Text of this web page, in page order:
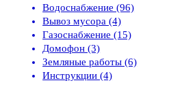
Водоснабжение (96)
Вывоз мусора (4)
Газоснабжение (15)
Домофон (3)
Земляные работы (6)
Инструкции (4)